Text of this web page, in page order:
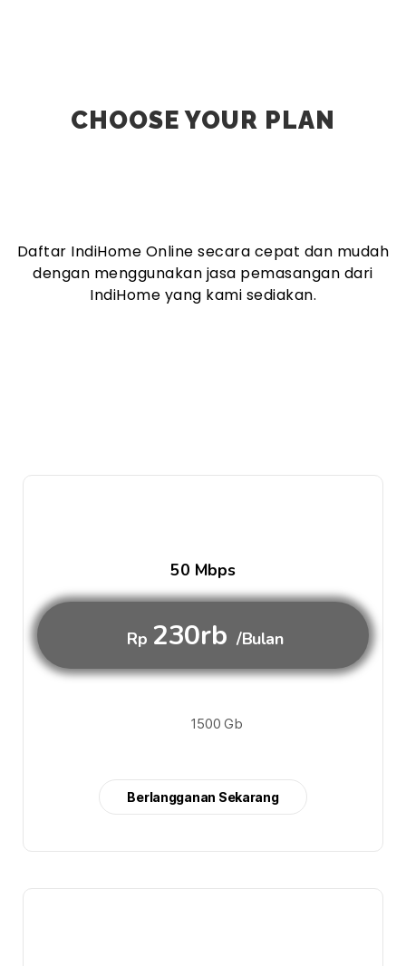
CHOOSE YOUR PLAN
Daftar IndiHome Online secara cepat dan mudah
dengan menggunakan jasa pemasangan dari
IndiHome yang kami sediakan.
50 Mbps
Rp 230rb /Bulan
1500 Gb
Berlangganan Sekarang